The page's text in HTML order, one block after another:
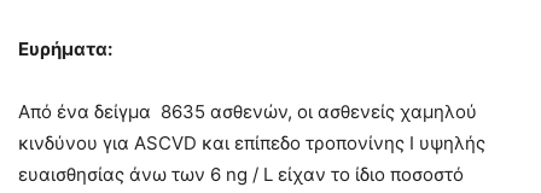
Ευρήματα:
Από ένα δείγμα 8635 ασθενών, οι ασθενείς χαμηλού
κινδύνου για ASCVD και επίπεδο τροπονίνης Ι υψηλής
ευαισθησίας άνω των 6 ng / L είχαν το ίδιο ποσοστό